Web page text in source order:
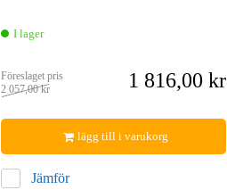
I lager
Föreslaget pris
2 057,00 kr
1 816,00 kr
Jämför
lägg till i varukorg